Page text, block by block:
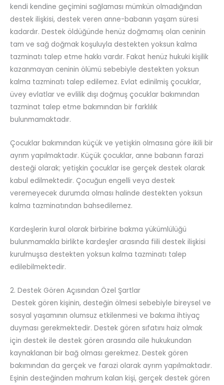
kendi kendine geçimini sağlaması mümkün olmadığından
destek ilişkisi, destek veren anne-babanın yaşam süresi
kadardır. Destek öldüğünde henüz doğmamış olan ceninin
tam ve sağ doğmak koşuluyla destekten yoksun kalma
tazminatı talep etme hakkı vardır. Fakat henüz hukuki kişilik
kazanmayan ceninin ölümü sebebiyle destekten yoksun
kalma tazminatı talep edilemez. Evlat edinilmiş çocuklar,
üvey evlatlar ve evlilik dışı doğmuş çocuklar bakımından
tazminat talep etme bakımından bir farklılık
bulunmamaktadır.
Çocuklar bakımından küçük ve yetişkin olmasına göre ikili bir
ayrım yapılmaktadır. Küçük çocuklar, anne babanın farazi
desteği olarak; yetişkin çocuklar ise gerçek destek olarak
kabul edilmektedir. Çocuğun engelli veya destek
veremeyecek durumda olması halinde destekten yoksun
kalma tazminatından bahsedilemez.
Kardeşlerin kural olarak birbirine bakma yükümlülüğü
bulunmamakla birlikte kardeşler arasında fiili destek ilişkisi
kurulmuşsa destekten yoksun kalma tazminatı talep
edilebilmektedir.
2. Destek Gören Açısından Özel Şartlar
Destek gören kişinin, desteğin ölmesi sebebiyle bireysel ve
sosyal yaşamının olumsuz etkilenmesi ve bakıma ihtiyaç
duyması gerekmektedir. Destek gören sıfatını haiz olmak
için destek ile destek gören arasında aile hukukundan
kaynaklanan bir bağ olması gerekmez. Destek gören
bakımından da gerçek ve farazi olarak ayrım yapılmaktadır.
Eşinin desteğinden mahrum kalan kişi, gerçek destek gören